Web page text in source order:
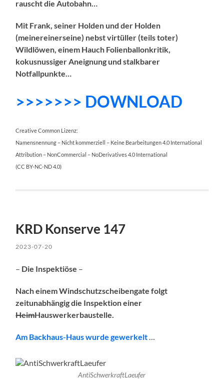
rauscht die Autobahn…
Mit Frank, seiner Holden und der Holden
(meinereinerseine) nebst virtüller (teils toter)
Wildlöwen, einem Hauch Folienballonkritik,
kokusnussiger Aneignung und stalkbarer
Notfallpunkte…
>>>>>>> DOWNLOAD
Creative Common Lizenz:
Namensnennung – Nicht kommerziell – Keine Bearbeitungen 4.0 International
Attribution – NonCommercial – NoDerivatives 4.0 International
(CC BY-NC-ND 4.0)
KRD Konserve 147
2023-07-20
– Die Inspektiöse –
Nach einem Windschutzscheibengate folgt
zeitunabhängig die Inspektion einer
HeimHauswerkerbaustelle.
Am Backhaus-Haus wurde gewerkelt…
AntiSchwerkraftLaeufer